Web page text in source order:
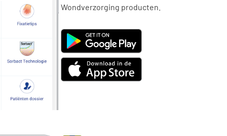
Wondverzorging producten.